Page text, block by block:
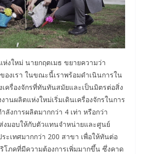
งใหม่ นายกฤตเมธ ขยายความว่า
องเรา ในขณะนี้เราพร้อมดำเนินการใน
ครื่องจักรที่ทันทันสมัยและเป็นมิตรต่อสิ่ง
านผลิตแห่งใหม่เริ่มเดินเครื่องจักรในการ
ลังการผลิตมากกว่า 4 เท่า หรือกว่า
งมอบให้กับตัวแทนจำหน่ายและศูนย์
ะเทศมากกว่า 200 สาขา เพื่อให้ทันต่อ
โภคที่มีความต้องการเพิ่มมากขึ้น ซึ่งคาด